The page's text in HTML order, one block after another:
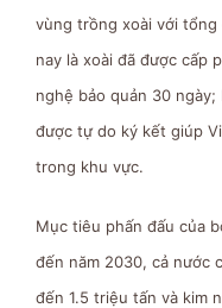
vùng trồng xoài với
nay là xoài đã được cấp
nghệ bảo quản 30
được tự do ký kết giúp
trong khu vực.
Mục tiêu phấn đấu của
đến năm 2030, cả nước
đến 1.5 triệu tấn và kim